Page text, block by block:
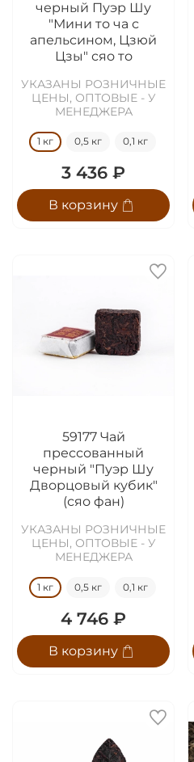
черный Пуэр Шу
"Мини то ча с
апельсином, Цзюй
Цзы" сяо то
УКАЗАНЫ РОЗНИЧНЫЕ
ЦЕНЫ, ОПТОВЫЕ - У
МЕНЕДЖЕРА
1 кг 0,5 кг 0,1 кг
3 436 ₽
В корзину
59177 Чай
прессованный
черный "Пуэр Шу
Дворцовый кубик"
(сяо фан)
УКАЗАНЫ РОЗНИЧНЫЕ
ЦЕНЫ, ОПТОВЫЕ - У
МЕНЕДЖЕРА
1 кг 0,5 кг 0,1 кг
4 746 ₽
В корзину